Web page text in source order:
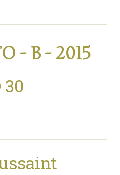
- B - 2015
30